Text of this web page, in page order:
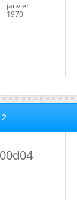
janvier
1970